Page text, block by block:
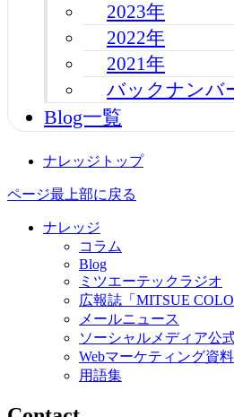
2023年
2022年
2021年
バックナンバ
Blog一覧
ナレッジトップ
ページ最上部に戻る
ナレッジ
コラム
Blog
ミツエーテックラジオ
広報誌「MITSUE
メールニュース
ソーシャルメディア公
Webマーケティング資
用語集